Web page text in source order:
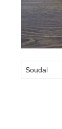
Soudal